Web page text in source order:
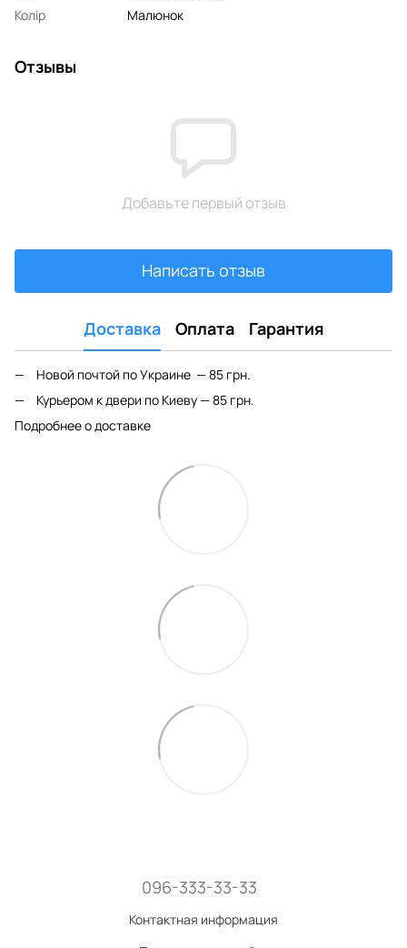
Колір
Малюнок
Отзывы
Добавьте первый отзыв
Написать отзыв
Доставка Оплата Гарантия
Новой почтой по Украине — 85 грн.
Курьером к двери по Киеву — 85 грн.
Подробнее о доставке
096-333-33-33
Контактная информация